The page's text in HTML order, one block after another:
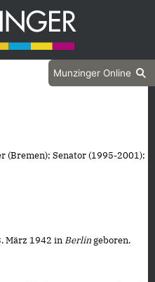
Munzinger Online
(Bremen); Senator (1995-2001);
März 1942 inBerlin geboren.